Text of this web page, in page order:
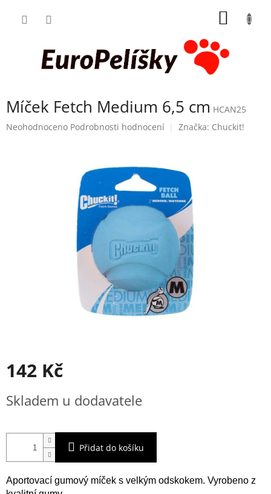
Míček Fetch Medium 6,5 cm HCAN25
Průměrné
Neohodnoceno Podrobnosti hodnocení Značka: Chuckit!
142 Kč
cena:
Skladem u dodavatele
Přidat do košíku
Aportovací gumový míček s velkým odskokem. Vyrobeno z